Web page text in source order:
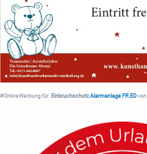
#OnlineWerbung für Einbruchschutz Alarmanlage FR.ED von